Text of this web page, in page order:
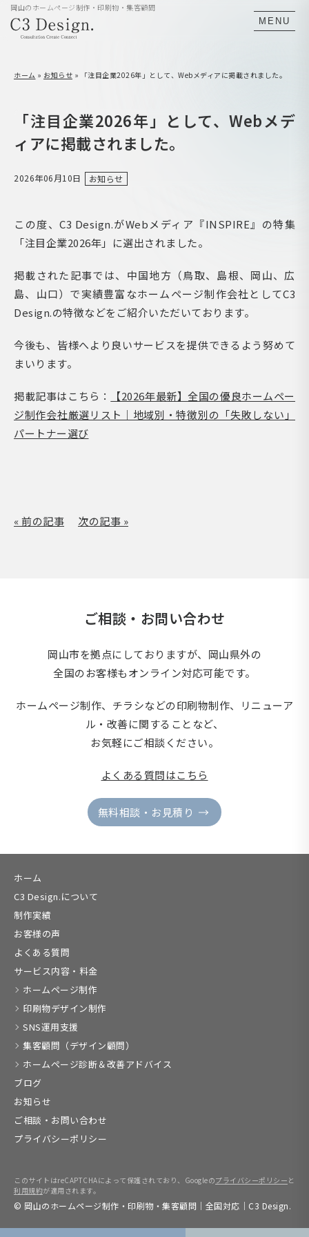
岡山のホームページ制作・印刷物・集客顧問
MENU
ホーム » お知らせ » 「注目企業2026年」として、Webメディアに掲載されました。
「注目企業2026年」として、Webメデ
ィアに掲載されました。
2026年06月10日 お知らせ
この度、C3 Design.がWebメディア『INSPIRE』の特集
「注目企業2026年」に選出されました。
掲載された記事では、中国地方（鳥取、島根、岡山、広
島、山口）で実績豊富なホームページ制作会社としてC3
Design.の特徴などをご紹介いただいております。
今後も、皆様へより良いサービスを提供できるよう努めて
まいります。
掲載記事はこちら：
【2026年最新】全国の優良ホームペー
ジ制作会社厳選リスト｜地域別・特徴別の「失敗しない」
パートナー選び
« 前の記事 次の記事 »
ご相談・お問い合わせ
岡山市を拠点にしておりますが、岡山県外の
全国のお客様もオンライン対応可能です。
ホームページ制作、チラシなどの印刷物制作、
リニューア
ル・改善に関することなど、
お気軽にご相談ください。
よくある質問はこちら
無料相談・お見積り
ホーム
C3 Design.について
制作実績
お客様の声
よくある質問
サービス内容・料金
ホームページ制作
印刷物デザイン制作
SNS運用支援
集客顧問（デザイン顧問）
ホームページ診断＆改善アドバイス
ブログ
お知らせ
ご相談・お問い合わせ
プライバシーポリシー
このサイトはreCAPTCHAによって保護されており、Googleのプライバシーポリシー と
利用規約が適用されます。
© 岡山のホームページ制作・印刷物・集客顧問｜全国対応｜C3 Design.